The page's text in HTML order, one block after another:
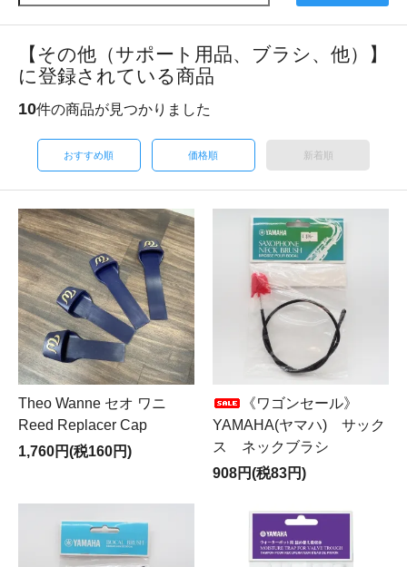
【その他（サポート用品、ブラシ、他）】
に登録されている商品
10件の商品が見つかりました
おすすめ順 価格順 新着順
Theo Wanne セオ ワニ
Reed Replacer Cap
1,760円(税160円)
《ワゴンセール》
YAMAHA(ヤマハ) サック
ス ネックブラシ
908円(税83円)